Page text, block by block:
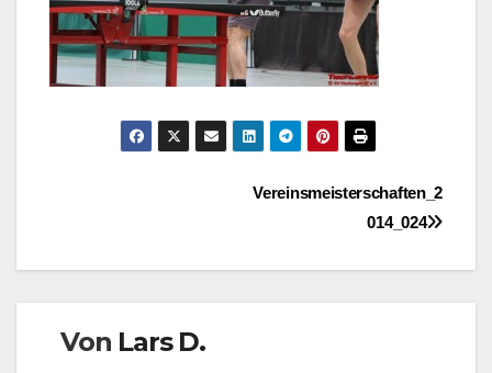
Beitragsnavigation
Vereinsmeisterschaften_2
014_024
Von Lars D.